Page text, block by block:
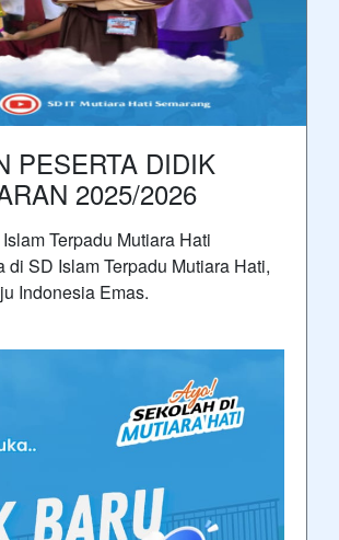
PESERTA DIDIK
2025/2026
Terpadu Mutiara Hati
SD Islam Terpadu Mutiara Hati,
Indonesia Emas.